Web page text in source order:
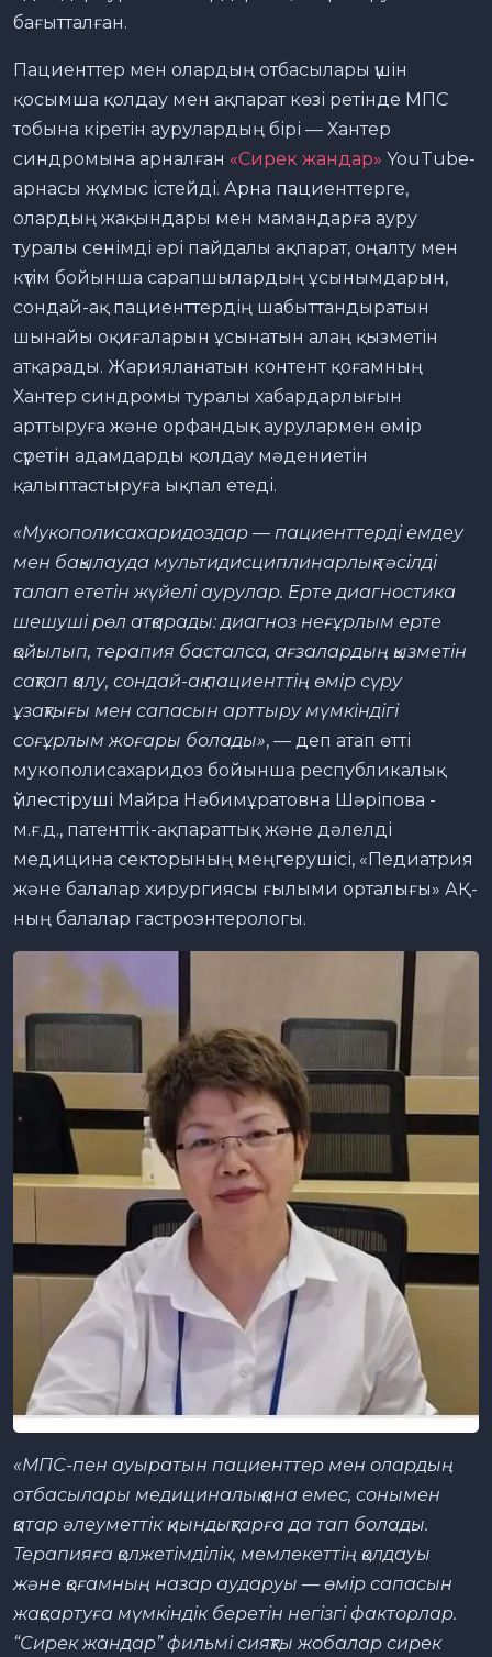
бағытталған.
Пациенттер мен олардың отбасылары үшін
қосымша қолдау мен ақпарат көзі ретінде МПС
тобына кіретін аурулардың бірі — Хантер
синдромына арналған «Сирек жандар» YouTube-
арнасы жұмыс істейді. Арна пациенттерге,
олардың жақындары мен мамандарға ауру
туралы сенімді әрі пайдалы ақпарат, оңалту мен
күтім бойынша сарапшылардың ұсынымдарын,
сондай-ақ пациенттердің шабыттандыратын
шынайы оқиғаларын ұсынатын алаң қызметін
атқарады. Жарияланатын контент қоғамның
Хантер синдромы туралы хабардарлығын
арттыруға және орфандық аурулармен өмір
сүретін адамдарды қолдау мәдениетін
қалыптастыруға ықпал етеді.
«Мукополисахаридоздар — пациенттерді емдеу
мен бақылауда мультидисциплинарлық тәсілді
талап ететін жүйелі аурулар. Ерте диагностика
шешуші рөл атқарады: диагноз неғұрлым ерте
қойылып, терапия басталса, ағзалардың қызметін
сақтап қалу, сондай-ақ пациенттің өмір сүру
ұзақтығы мен сапасын арттыру мүмкіндігі
соғұрлым жоғары болады», — деп атап өтті
мукополисахаридоз бойынша республикалық
үйлестіруші Майра Нәбимұратовна Шәріпова -
м.ғ.д., патенттік-ақпараттық және дәлелді
медицина секторының меңгерушісі, «Педиатрия
және балалар хирургиясы ғылыми орталығы» АҚ-
ның балалар гастроэнтерологы.
«МПС-пен ауыратын пациенттер мен олардың
отбасылары медициналық қана емес, сонымен
қатар әлеуметтік қиындықтарға да тап болады.
Терапияға қолжетімділік, мемлекеттің қолдауы
және қоғамның назар аударуы — өмір сапасын
жақсартуға мүмкіндік беретін негізгі факторлар.
“Сирек жандар” фильмі сияқты жобалар сирек